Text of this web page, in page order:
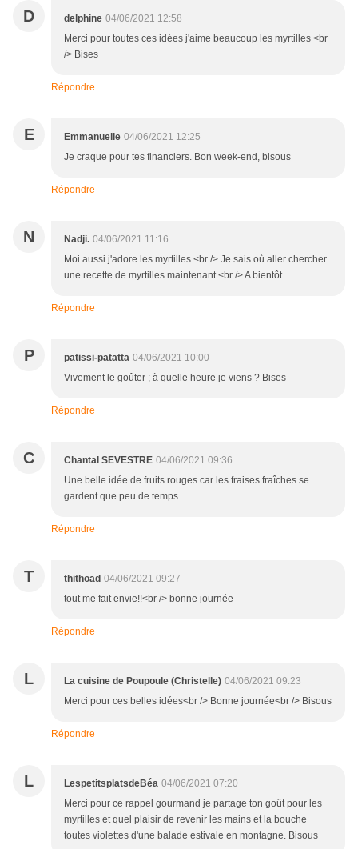
D delphine 04/06/2021 12:58
Merci pour toutes ces idées j'aime beaucoup les myrtilles <br
/> Bises
Répondre
E Emmanuelle 04/06/2021 12:25
Je craque pour tes financiers. Bon week-end, bisous
Répondre
N Nadji. 04/06/2021 11:16
Moi aussi j'adore les myrtilles.<br /> Je sais où aller chercher
une recette de myrtilles maintenant.<br /> A bientôt
Répondre
P patissi-patatta 04/06/2021 10:00
Vivement le goûter ; à quelle heure je viens ? Bises
Répondre
C Chantal SEVESTRE 04/06/2021 09:36
Une belle idée de fruits rouges car les fraises fraîches se
gardent que peu de temps...
Répondre
T thithoad 04/06/2021 09:27
tout me fait envie!!<br /> bonne journée
Répondre
L La cuisine de Poupoule (Christelle) 04/06/2021 09:23
Merci pour ces belles idées<br /> Bonne journée<br /> Bisous
Répondre
L LespetitsplatsdeBéa 04/06/2021 07:20
Merci pour ce rappel gourmand je partage ton goût pour les
myrtilles et quel plaisir de revenir les mains et la bouche
toutes violettes d'une balade estivale en montagne. Bisous